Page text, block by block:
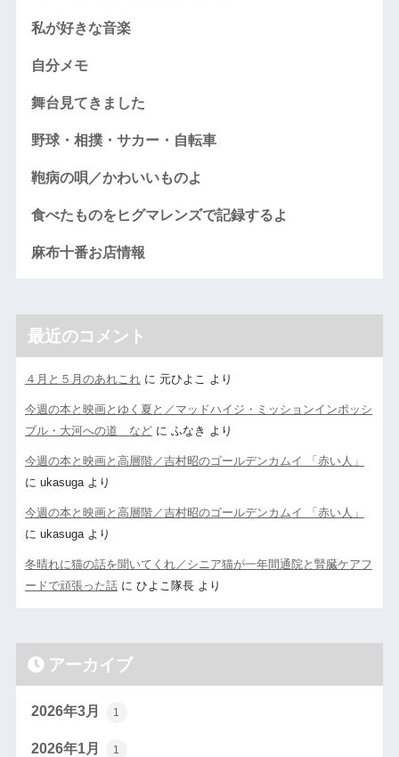
私が好きな音楽
自分メモ
舞台見てきました
野球・相撲・サカー・自転車
鞄病の唄／かわいいものよ
食べたものをヒグマレンズで記録するよ
麻布十番お店情報
最近のコメント
４月と５月のあれこれに 元ひよこ より
今週の本と映画とゆく夏と／マッドハイジ・ミッションインポッシ
ブル・大河への道 などに ふなき より
今週の本と映画と高層階／吉村昭のゴールデンカムイ 「赤い人」
に ukasugaより
今週の本と映画と高層階／吉村昭のゴールデンカムイ 「赤い人」
に ukasugaより
冬晴れに猫の話を聞いてくれ／シニア猫が一年間通院と腎臓ケアフ
ードで頑張った話に ひよこ隊長より
アーカイブ
2026年3月 1
2026年1月 1